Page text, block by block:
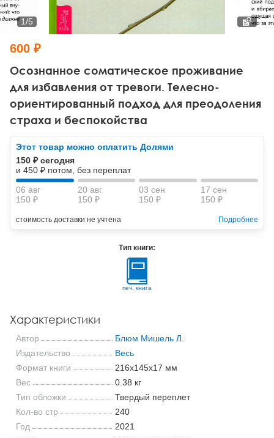
Тревожные расстройства, панические атаки
Психодрама
Другие направления психотерапии
Классический, эриксоновский гипноз и НЛП
НЛП
Психология труда и эргономика
Социальная психология
Социальная и организационная психология
Классический и юнгианский психоанализ
Осознанное соматическое проживание
для избавления от тревоги. Телесно-
ориентированный подход для преодоления
страха и беспокойства
1/5
600 ₽
Этот товар можно оплатить Долями
150 ₽ сегодня
и 450 ₽ потом, без переплат
06 авг
150 ₽
20 авг
150 ₽
03 сен
150 ₽
17 сен
150 ₽
стоимость доставки не учтена Подробнее
Тип книги:
печ. книга
Характеристики
Автор
Блюм Мишель Л.
Издательство
Весь
Формат книги
216x145x17 мм
Вес
0.38 кг
Тип обложки
Твердый переплет
Кол-во стр
240
Год
2021